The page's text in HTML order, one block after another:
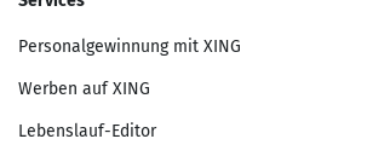
Personalgewinnung mit XING
Werben auf XING
Lebenslauf-Editor